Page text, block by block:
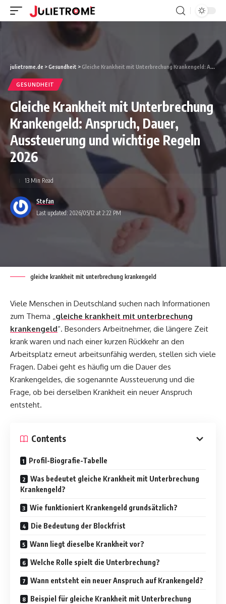
julietrome.de >Gesundheit > Gleiche Krankheit mit Unterbrechung Krankengeld: Anspruch, Dauer, Aussteuerung und wichtige Regeln 2026
GESUNDHEIT
Gleiche Krankheit mit Unterbrechung
Krankengeld: Anspruch, Dauer,
Aussteuerung und wichtige Regeln
2026
Last updated: 2026/05/12 at 2:22 PM
Stefan
13 Min Read
gleiche krankheit mit unterbrechung krankengeld
Viele Menschen in Deutschland suchen nach Informationen
zum Thema „gleiche krankheit mit unterbrechung
krankengeld“. Besonders Arbeitnehmer, die längere Zeit
krank waren und nach einer kurzen Rückkehr an den
Arbeitsplatz erneut arbeitsunfähig werden, stellen sich viele
Fragen. Dabei geht es häufig um die Dauer des
Krankengeldes, die sogenannte Aussteuerung und die
Frage, ob bei derselben Krankheit ein neuer Anspruch
entsteht.
Contents
Profil-Biografie-Tabelle
Was bedeutet gleiche Krankheit mit Unterbrechung
Krankengeld?
Wie funktioniert Krankengeld grundsätzlich?
Die Bedeutung der Blockfrist
Wann liegt dieselbe Krankheit vor?
Welche Rolle spielt die Unterbrechung?
Wann entsteht ein neuer Anspruch auf Krankengeld?
Beispiel für gleiche Krankheit mit Unterbrechung